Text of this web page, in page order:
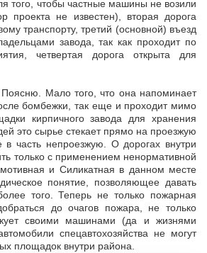
того, чтобы частные машины не возили
проекта не известен), вторая дорога
транспорту, третий (основной) въезд
завода, так как проходит по
четвертая дорога открыта для
Поясню. Мало того, что она напоминает
бомбежки, так еще и проходит мимо
кирпичного завода для хранения
это сырье стекает прямо на проезжую
в часть непроезжую. О дорогах внутри
только с применением ненормативной
и Силикатная в данном месте
понятие, позволяющее давать
того. Теперь не только пожарная
до очагов пожара, не только
своими машинами (да и жизнями
спецавтохозяйства не могут
площадок внутри района.